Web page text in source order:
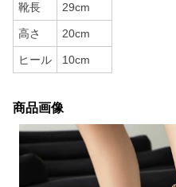
靴長 29cm
高さ 20cm
ヒール 10cm
商品画像